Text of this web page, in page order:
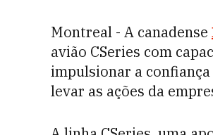
Montreal - A canadense
avião CSeries com
impulsionar a confiança
levar as ações da